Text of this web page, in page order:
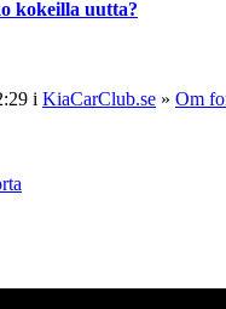
kokeilla uutta?
i KiaCarClub.se » Om